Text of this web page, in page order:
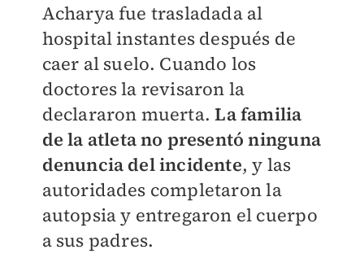
Acharya fue trasladada al
hospital instantes después de
caer al suelo. Cuando los
doctores la revisaron la
declararon muerta.La familia
de la atleta no presentó ninguna
denuncia del incidente, y las
autoridades completaron la
autopsia y entregaron el cuerpo
a sus padres.